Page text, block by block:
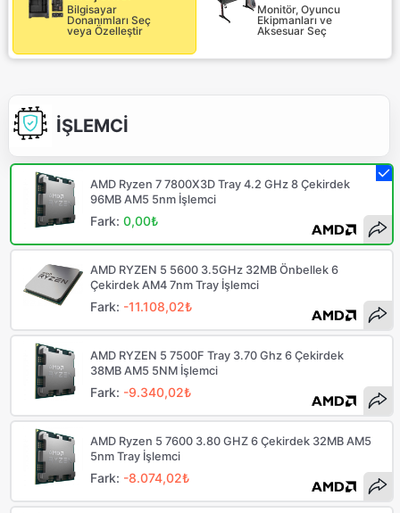
Bilgisayar
Donanımları Seç
veya Özelleştir
Monitör, Oyuncu
Ekipmanları ve
Aksesuar Seç
İŞLEMCİ
AMD Ryzen 7 7800X3D Tray 4.2 GHz 8 Çekirdek
96MB AM5 5nm İşlemci
Fark:0,00₺
AMD RYZEN 5 5600 3.5GHz 32MB Önbellek 6
Çekirdek AM4 7nm Tray İşlemci
Fark: -11.108,02₺
AMD RYZEN 5 7500F Tray 3.70 Ghz 6 Çekirdek
38MB AM5 5NM İşlemci
Fark: -9.340,02₺
AMD Ryzen 5 7600 3.80 GHZ 6 Çekirdek 32MB AM5
5nm Tray İşlemci
Fark: -8.074,02₺